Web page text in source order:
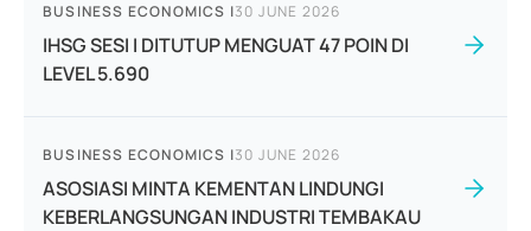
BUSINESS ECONOMICS |30 JUNE 2026
IHSG SESI I DITUTUP MENGUAT 47 POIN DI
LEVEL 5.690
BUSINESS ECONOMICS |30 JUNE 2026
ASOSIASI MINTA KEMENTAN LINDUNGI
KEBERLANGSUNGAN INDUSTRI TEMBAKAU